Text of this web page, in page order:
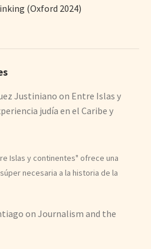
(Oxford 2024)
Justiniano on Entre Islas y
judía en el Caribe y
Islas y continentes" ofrece una
necesaria a la historia de la
on Journalism and the